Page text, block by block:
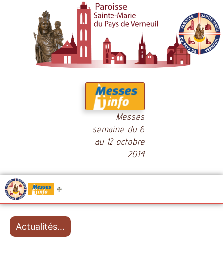
Messes
semaine du 6
au 12 octobre
2014
Messes
Actualités…